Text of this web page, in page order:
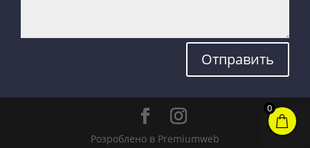
Отправить
Розроблено в Premiumweb
0